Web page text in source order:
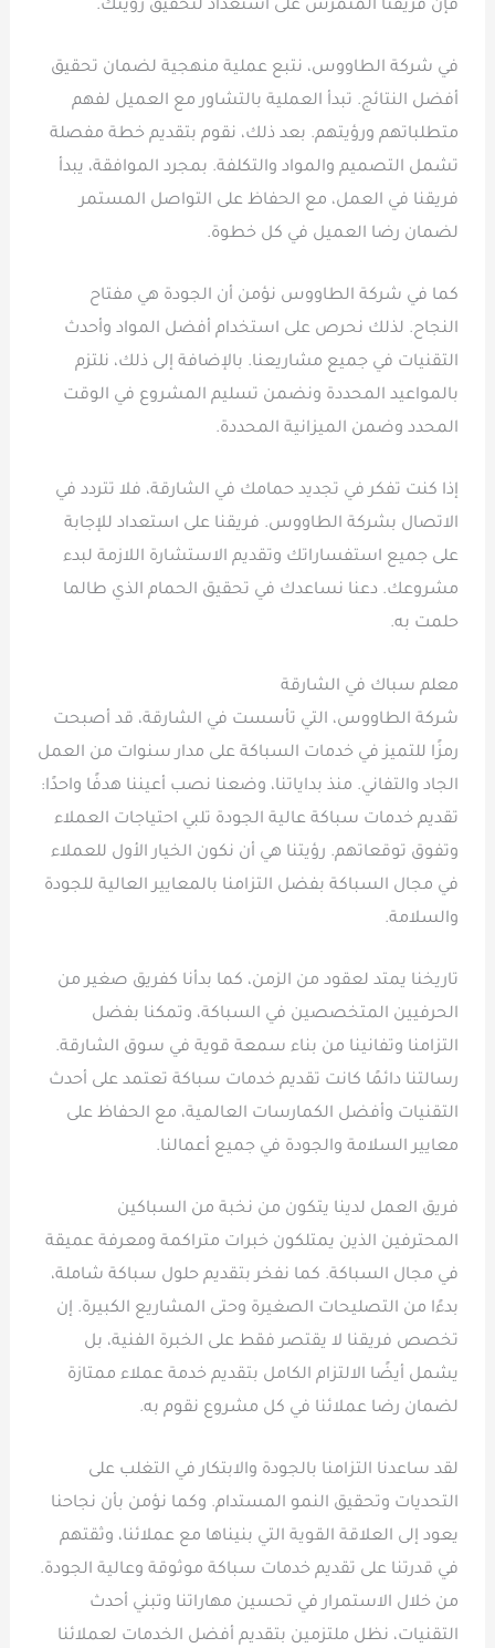
فإن فريقنا المتمرس على استعداد لتحقيق رؤيتك.
في شركة الطاووس، نتبع عملية منهجية لضمان تحقيق
أفضل النتائج. تبدأ العملية بالتشاور مع العميل لفهم
متطلباتهم ورؤيتهم. بعد ذلك، نقوم بتقديم خطة مفصلة
تشمل التصميم والمواد والتكلفة. بمجرد الموافقة، يبدأ
فريقنا في العمل، مع الحفاظ على التواصل المستمر
لضمان رضا العميل في كل خطوة.
كما في شركة الطاووس نؤمن أن الجودة هي مفتاح
النجاح. لذلك نحرص على استخدام أفضل المواد وأحدث
التقنيات في جميع مشاريعنا. بالإضافة إلى ذلك، نلتزم
بالمواعيد المحددة ونضمن تسليم المشروع في الوقت
المحدد وضمن الميزانية المحددة.
إذا كنت تفكر في تجديد حمامك في الشارقة، فلا تتردد في
الاتصال بشركة الطاووس. فريقنا على استعداد للإجابة
على جميع استفساراتك وتقديم الاستشارة اللازمة لبدء
مشروعك. دعنا نساعدك في تحقيق الحمام الذي طالما
حلمت به.
معلم سباك في الشارقة
شركة الطاووس، التي تأسست في الشارقة، قد أصبحت
رمزًا للتميز في خدمات السباكة على مدار سنوات من العمل
الجاد والتفاني. منذ بداياتنا، وضعنا نصب أعيننا هدفًا واحدًا:
تقديم خدمات سباكة عالية الجودة تلبي احتياجات العملاء
وتفوق توقعاتهم. رؤيتنا هي أن نكون الخيار الأول للعملاء
في مجال السباكة بفضل التزامنا بالمعايير العالية للجودة
والسلامة.
تاريخنا يمتد لعقود من الزمن، كما بدأنا كفريق صغير من
الحرفيين المتخصصين في السباكة، وتمكنا بفضل
التزامنا وتفانينا من بناء سمعة قوية في سوق الشارقة.
رسالتنا دائمًا كانت تقديم خدمات سباكة تعتمد على أحدث
التقنيات وأفضل الكمارسات العالمية، مع الحفاظ على
معايير السلامة والجودة في جميع أعمالنا.
فريق العمل لدينا يتكون من نخبة من السباكين
المحترفين الذين يمتلكون خبرات متراكمة ومعرفة عميقة
في مجال السباكة. كما نفخر بتقديم حلول سباكة شاملة،
بدءًا من التصليحات الصغيرة وحتى المشاريع الكبيرة. إن
تخصص فريقنا لا يقتصر فقط على الخبرة الفنية، بل
يشمل أيضًا الالتزام الكامل بتقديم خدمة عملاء ممتازة
لضمان رضا عملائنا في كل مشروع نقوم به.
لقد ساعدنا التزامنا بالجودة والابتكار في التغلب على
التحديات وتحقيق النمو المستدام. وكما نؤمن بأن نجاحنا
يعود إلى العلاقة القوية التي بنيناها مع عملائنا، وثقتهم
في قدرتنا على تقديم خدمات سباكة موثوقة وعالية الجودة.
من خلال الاستمرار في تحسين مهاراتنا وتبني أحدث
التقنيات، نظل ملتزمين بتقديم أفضل الخدمات لعملائنا